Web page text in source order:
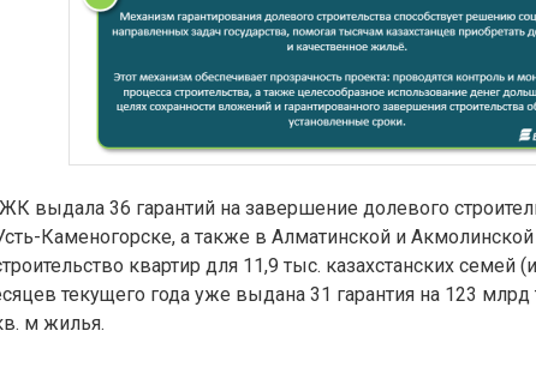
выдала 36 гарантий на завершение долевого
Каменогорске, а также в Алматинской и
квартир для 11,9 тыс. казахстанских
текущего года уже выдана 31 гарантия на 123
м жилья.